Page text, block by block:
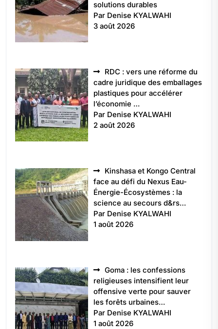
solutions durables
Par Denise KYALWAHI
3 août 2026
RDC : vers une réforme du
cadre juridique des emballages
plastiques pour accélérer
l’économie …
Par Denise KYALWAHI
2 août 2026
Kinshasa et Kongo Central
face au défi du Nexus Eau-
Énergie-Écosystèmes : la
science au secours d&rs…
Par Denise KYALWAHI
1 août 2026
Goma : les confessions
religieuses intensifient leur
offensive verte pour sauver
les forêts urbaines…
Par Denise KYALWAHI
1 août 2026